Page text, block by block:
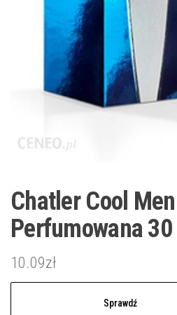
Chatler Cool
Perfumowana 30
10.09zł
Sprawdź